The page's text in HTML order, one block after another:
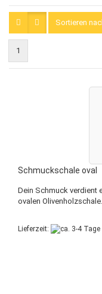
Sortieren
Sortieren
1
Schmuckschale oval
Dein Schmuck verdient
ovalen Olivenholzschale.
Lieferzeit: